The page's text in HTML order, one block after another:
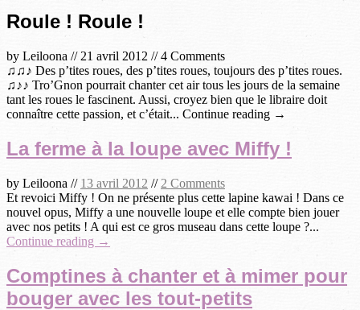
Roule ! Roule !
by Leiloona //21 avril 2012 //4 Comments
♫♫♪ Des p’tites roues, des p’tites roues, toujours des p’tites roues.
♫♪♪ Tro’Gnon pourrait chanter cet air tous les jours de la semaine
tant les roues le fascinent. Aussi, croyez bien que le libraire doit
connaître cette passion, et c’était... Continue reading →
La ferme à la loupe avec Miffy !
by Leiloona // 13 avril 2012 // 2 Comments
Et revoici Miffy ! On ne présente plus cette lapine kawai ! Dans ce
nouvel opus, Miffy a une nouvelle loupe et elle compte bien jouer
avec nos petits ! A qui est ce gros museau dans cette loupe ?...
Continue reading →
Comptines à chanter et à mimer pour
bouger avec les tout-petits